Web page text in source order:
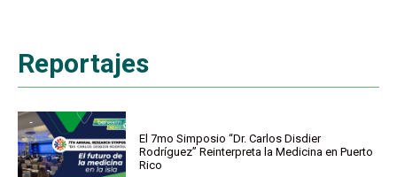
Reportajes
El 7mo Simposio “Dr. Carlos Disdier
Rodríguez” Reinterpreta la Medicina en Puerto
Rico